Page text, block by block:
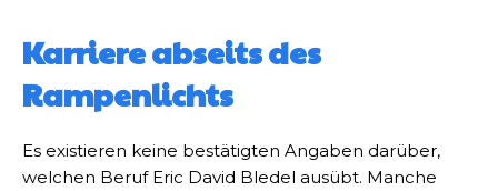
Karriere abseits des
Rampenlichts
Es existieren keine bestätigten Angaben darüber,
welchen Beruf Eric David Bledel ausübt. Manche